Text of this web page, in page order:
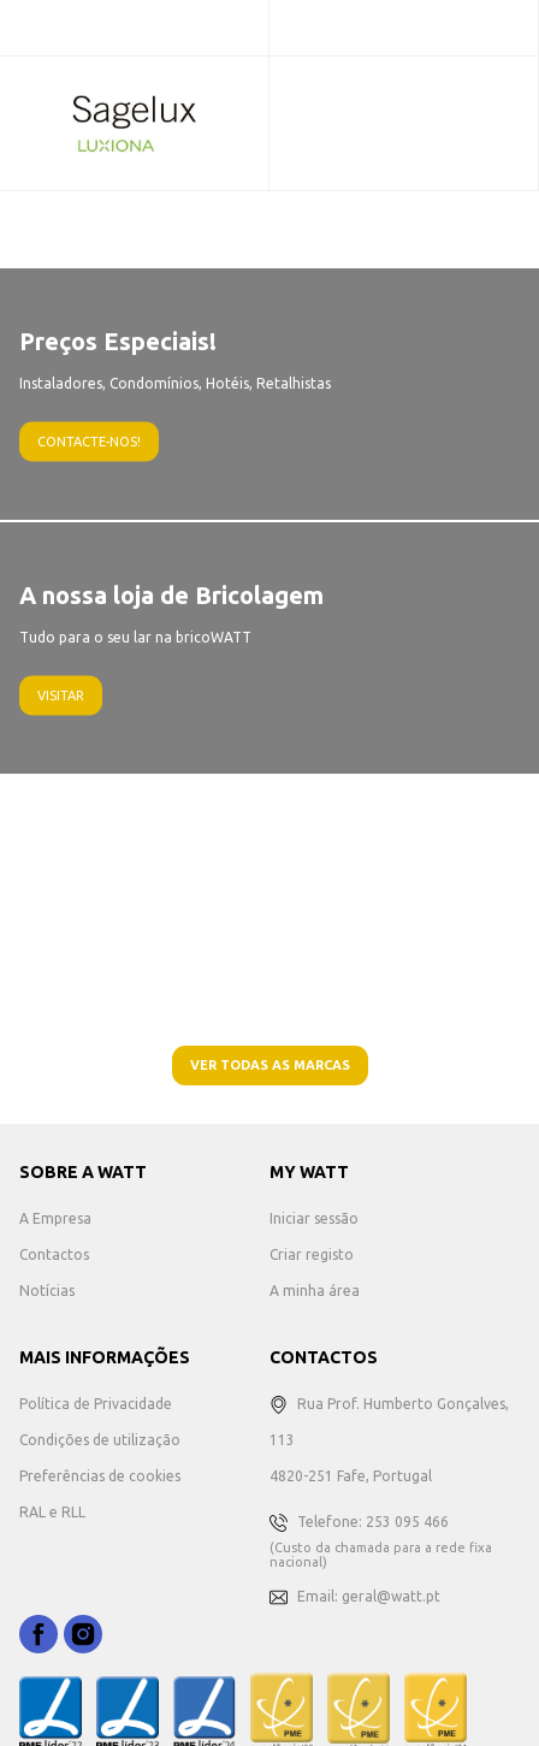
Preços Especiais!
Instaladores, Condomínios, Hotéis, Retalhistas
CONTACTE-NOS!
A nossa loja de Bricolagem
Tudo para o seu lar na bricoWATT
VISITAR
VER TODAS AS MARCAS
SOBRE A WATT
A Empresa
Contactos
Notícias
MY WATT
Iniciar sessão
Criar registo
A minha área
MAIS INFORMAÇÕES
Política de Privacidade
Condições de utilização
Preferências de cookies
RAL e RLL
CONTACTOS
Rua Prof. Humberto Gonçalves,
113
4820-251 Fafe, Portugal
Telefone: 253 095 466
(Custo da chamada para a rede fixa
nacional)
Email: geral@watt.pt